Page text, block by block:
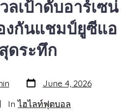
ลเป้าดับอาร์เซน่
กันแชมป์ยูซีแอ
ดระทึก
Post
date
June 4, 2026
Inไฮไลท์ฟุตบอล